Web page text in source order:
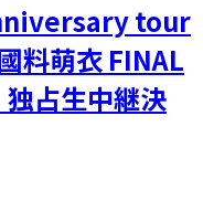
tour
料萌衣 FINAL
占生中継決